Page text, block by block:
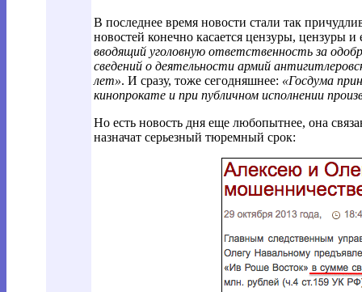
В последнее время новости стали так
новостей конечно касается цензуры, цензуры
вводящий уголовную ответственность за
сведений о деятельности армий
лет». И сразу, тоже сегодняшнее: «Госдума
кинопрокате и при публичном исполнении
Но есть новость дня еще любопытнее, она
назначат серьезный тюремный срок: